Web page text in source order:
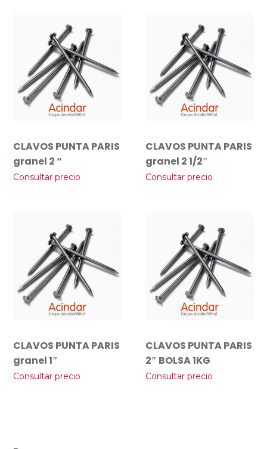
CLAVOS PUNTA PARIS
granel 2 “
Consultar precio
CLAVOS PUNTA PARIS
granel 2 1/2″
Consultar precio
CLAVOS PUNTA PARIS
granel 1″
Consultar precio
CLAVOS PUNTA PARIS
2″ BOLSA 1KG
Consultar precio